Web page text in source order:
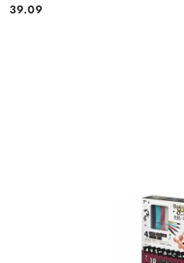
Cena:
39.09